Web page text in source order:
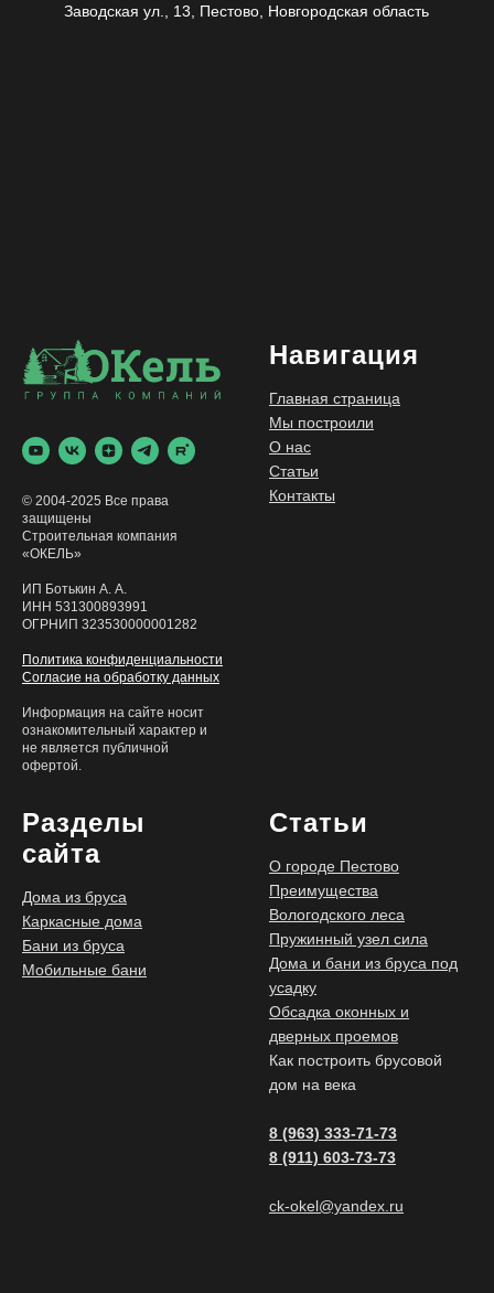
Заводская ул., 13, Пестово, Новгородская область
© 2004-2025 Все права
защищены
Строительная компания
«ОКЕЛЬ»
ИП Ботькин А. А.
ИНН 531300893991
ОГРНИП 323530000001282
Политика конфиденциальности
Согласие на обработку данных
Информация на сайте носит
ознакомительный характер и
не является публичной
офертой.
Навигация
Главная страница
Мы построили
О нас
Статьи
Контакты
Разделы
сайта
Дома из бруса
Каркасные дома
Бани из бруса
Мобильные бани
Статьи
О городе Пестово
Преимущества
Вологодского леса
Пружинный узел сила
Дома и бани из бруса под
усадку
Обсадка оконных и
дверных проемов
Как построить брусовой
дом на века
8 (963) 333-71-73
8 (911) 603-73-73
ck-okel@yandex.ru